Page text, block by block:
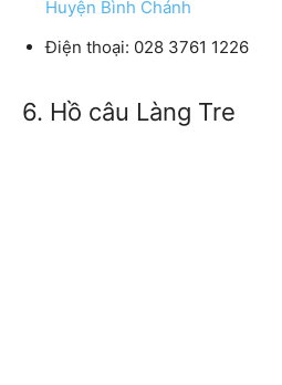
Huyện Bình Chánh
Điện thoại: 028 3761 1226
6. Hồ câu Làng Tre